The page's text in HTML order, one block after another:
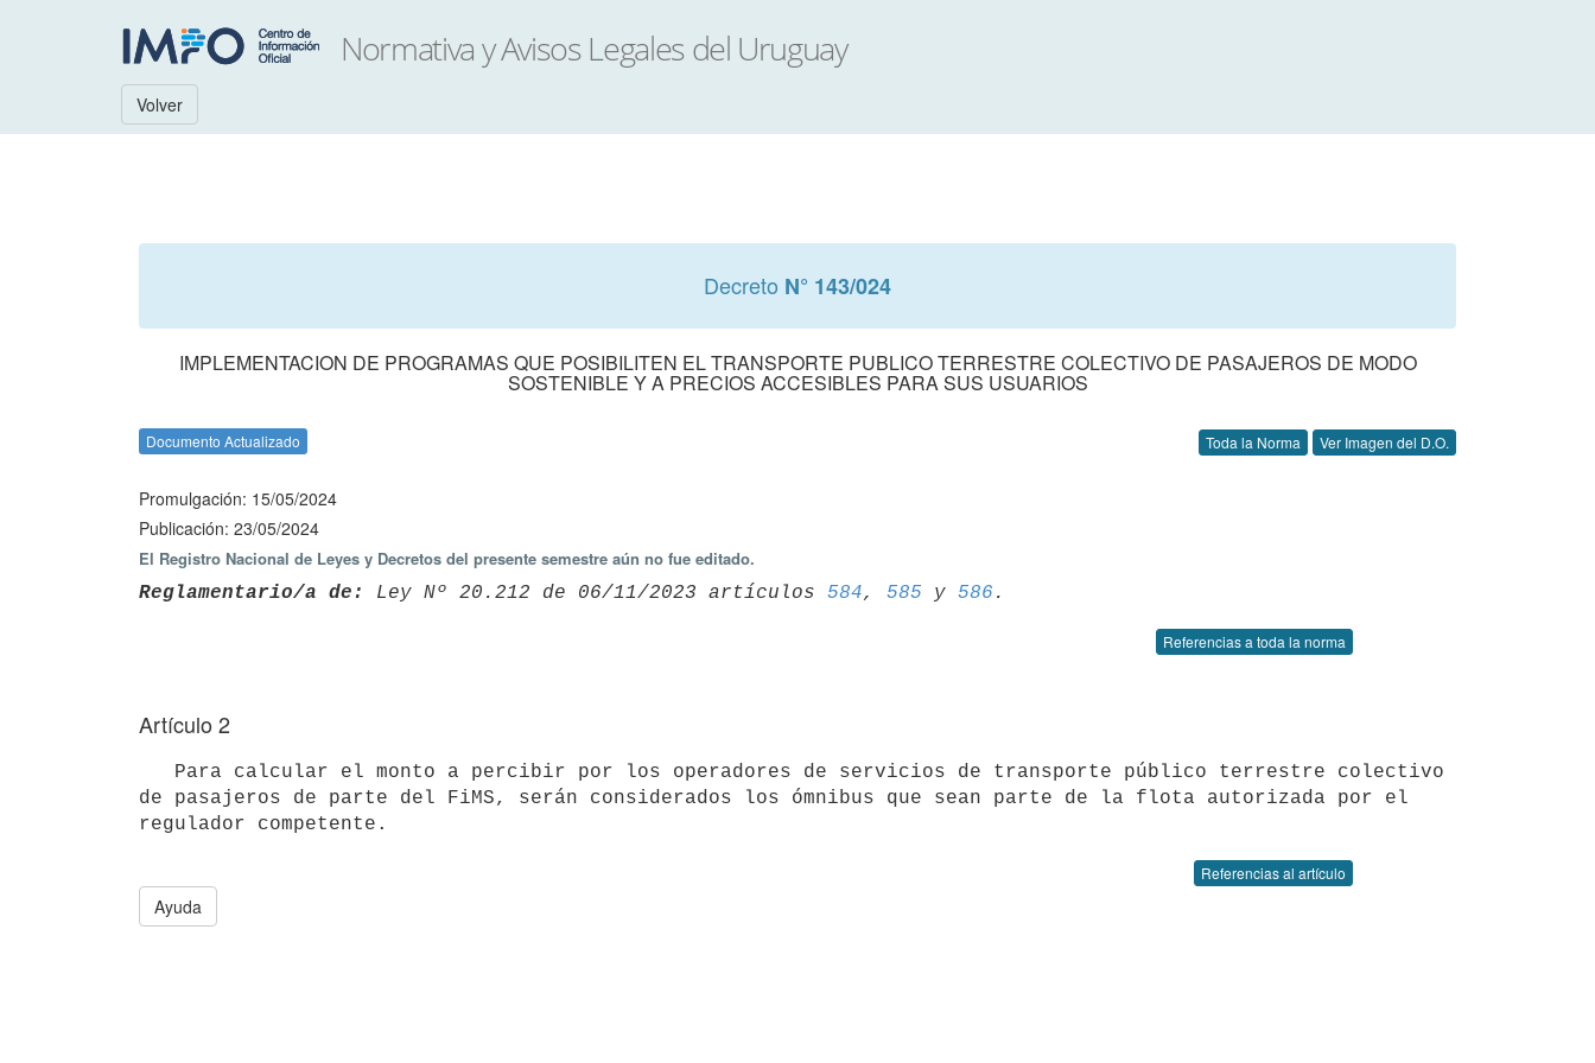
Volver
Decreto N° 143/024
IMPLEMENTACION DE PROGRAMAS QUE POSIBILITEN EL TRANSPORTE PUBLICO TERRESTRE COLECTIVO DE PASAJEROS DE MODO
SOSTENIBLE Y A PRECIOS ACCESIBLES PARA SUS USUARIOS
Documento Actualizado Toda la Norma Ver Imagen del D.O.
Promulgación: 15/05/2024
Publicación: 23/05/2024
El Registro Nacional de Leyes y Decretos del presente semestre aún no fue editado.
Reglamentario/a de: Ley Nº 20.212 de 06/11/2023 artículos 584, 585 y 586
Referencias a toda la norma
Artículo 2
de pasajeros de parte del FiMS, serán considerados los ómnibus que sean parte de la flota autorizada por el
Referencias al artículo
Ayuda